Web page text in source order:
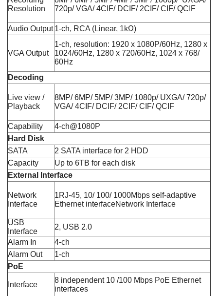
Resolution
720p/ VGA/ 4CIF/ DCIF/ 2CIF/ CIF/ QCIF
Audio Output 1-ch, RCA (Linear, 1kΩ)
VGA Output
1-ch, resolution: 1920 x 1080P/60Hz, 1280 x
1024/60Hz, 1280 x 720/60Hz, 1024 x 768/
60Hz
Decoding
Live view /
Playback
8MP/ 6MP/ 5MP/ 3MP/ 1080p/ UXGA/ 720p/
VGA/ 4CIF/ DCIF/ 2CIF/ CIF/ QCIF
Capability
4-ch@1080P
Hard Disk
SATA
2 SATA interface for 2 HDD
Capacity
Up to 6TB for each disk
External Interface
Network
Interface
1RJ-45, 10/ 100/ 1000Mbps self-adaptive
Ethernet interfaceNetwork Interface
USB
Interface
2, USB 2.0
Alarm In
4-ch
Alarm Out
1-ch
PoE
Interface
8 independent 10 /100 Mbps PoE Ethernet
interfaces